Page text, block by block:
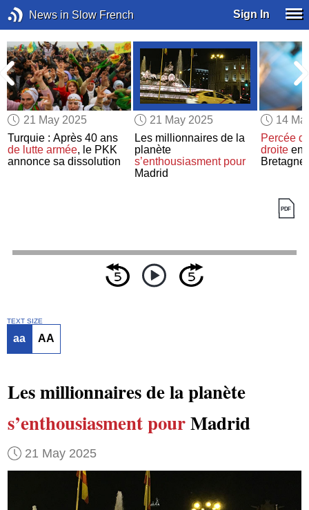
News in Slow French Sign In
21 May 2025
Turquie : Après 40 ans
de lutte armée, le PKK
annonce sa dissolution
21 May 2025
Les millionnaires de la
planète
s’enthousiasment pour
Madrid
14
Percée
droiteen
Bretagne
TEXT SIZE
aa AA
Les millionnaires de la planète
s’enthousiasment pourMadrid
21 May 2025